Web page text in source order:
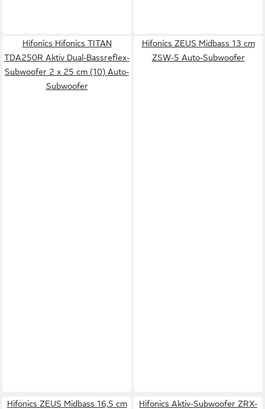
Hifonics Hifonics TITAN
TDA250R Aktiv Dual-Bassreflex-
Subwoofer 2 x 25 cm (10) Auto-
Subwoofer
Hifonics ZEUS Midbass 13 cm
ZSW-5 Auto-Subwoofer
Hifonics ZEUS Midbass 16,5 cm
Hifonics Aktiv-Subwoofer ZRX-